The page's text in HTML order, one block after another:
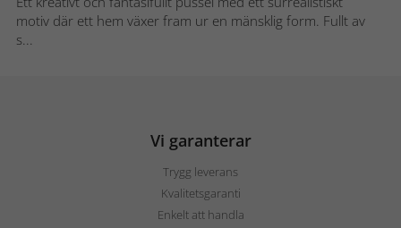
motiv där ett hem växer fram ur en mänsklig form. Fullt av
s...
Vi garanterar
Trygg leverans
Kvalitetsgaranti
Enkelt att handla